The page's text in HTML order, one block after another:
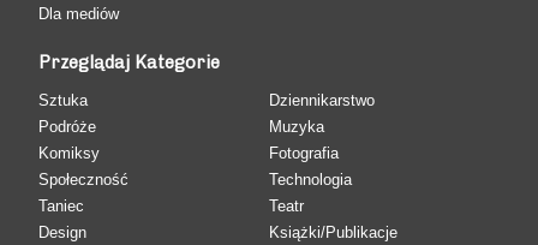
Dla mediów
Przeglądaj Kategorie
Sztuka
Podróże
Komiksy
Społeczność
Taniec
Design
Dziennikarstwo
Muzyka
Fotografia
Technologia
Teatr
Książki/Publikacje